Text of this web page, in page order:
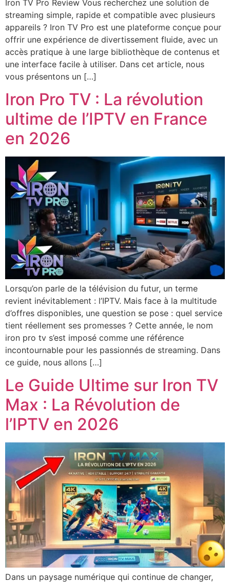
Iron TV Pro Review Vous recherchez une solution de
streaming simple, rapide et compatible avec plusieurs
appareils ? Iron TV Pro est une plateforme conçue pour
offrir une expérience de divertissement fluide, avec un
accès pratique à une large bibliothèque de contenus et
une interface facile à utiliser. Dans cet article, nous
vous présentons un […]
Iron Pro TV : La révolution
ultime de l’IPTV en France
en 2026
Lorsqu’on parle de la télévision du futur, un terme
revient inévitablement : l’IPTV. Mais face à la multitude
d’offres disponibles, une question se pose : quel service
tient réellement ses promesses ? Cette année, le nom
iron pro tv s’est imposé comme une référence
incontournable pour les passionnés de streaming. Dans
ce guide, nous allons […]
Le Guide Ultime sur Iron TV
Max : La Révolution de
l’IPTV en 2026
Dans un paysage numérique qui continue de changer,